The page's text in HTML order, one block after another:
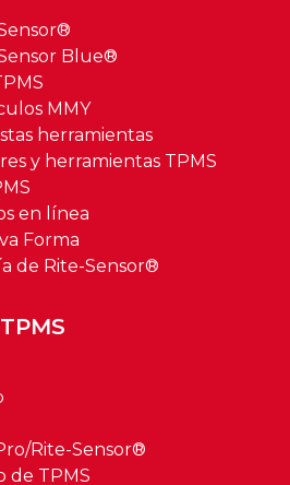
Blue®
MMY
herramientas
y herramientas TPMS
en línea
Forma
de Rite-Sensor®
Rite-Sensor®
de TPMS